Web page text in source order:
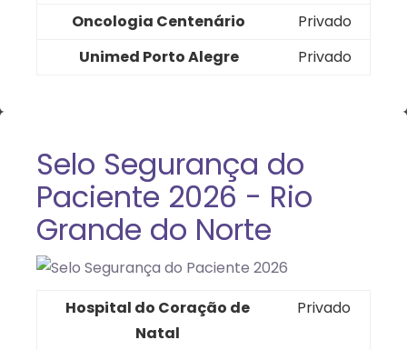
Oncologia Centenário
Privado
Unimed Porto Alegre
Privado
Selo Segurança do
Paciente 2026 - Rio
Grande do Norte
Hospital do Coração de
Natal
Privado